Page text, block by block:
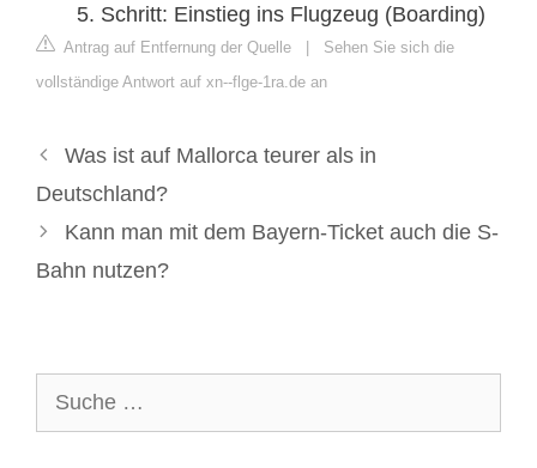
Schritt: Einstieg ins Flugzeug (Boarding)
Antrag auf Entfernung der Quelle | Sehen Sie sich die
vollständige Antwort auf xn--flge-1ra.de an
Was ist auf Mallorca teurer als in
Deutschland?
Kann man mit dem Bayern-Ticket auch die S-
Bahn nutzen?
nach: